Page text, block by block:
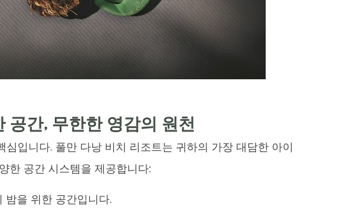
공간, 무한한 영감의 원천
심입니다. 풀만 다낭 비치 리조트는 귀하의 가장 대담한 아이
한 공간 시스템을 제공합니다:
밤을 위한 공간입니다.